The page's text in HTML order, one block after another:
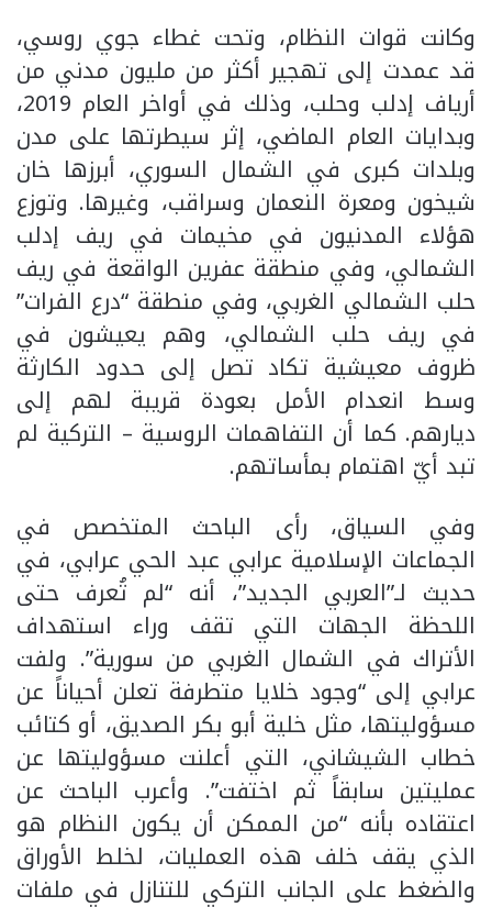
وكانت قوات النظام، وتحت غطاء جوي روسي،
قد عمدت إلى تهجير أكثر من مليون مدني من
أرياف إدلب وحلب، وذلك في أواخر العام 2019،
وبدايات العام الماضي، إثر سيطرتها على مدن
وبلدات كبرى في الشمال السوري، أبرزها خان
شيخون ومعرة النعمان وسراقب، وغيرها. وتوزع
هؤلاء المدنيون في مخيمات في ريف إدلب
الشمالي، وفي منطقة عفرين الواقعة في ريف
حلب الشمالي الغربي، وفي منطقة “درع الفرات”
في ريف حلب الشمالي، وهم يعيشون في
ظروف معيشية تكاد تصل إلى حدود الكارثة
وسط انعدام الأمل بعودة قريبة لهم إلى
ديارهم. كما أن التفاهمات الروسية – التركية لم
تبد أيّ اهتمام بمأساتهم.
وفي السياق، رأى الباحث المتخصص في
الجماعات الإسلامية عرابي عبد الحي عرابي، في
حديث لـ”العربي الجديد”، أنه “لم تُعرف حتى
اللحظة الجهات التي تقف وراء استهداف
الأتراك في الشمال الغربي من سورية”. ولفت
عرابي إلى “وجود خلايا متطرفة تعلن أحياناً عن
مسؤوليتها، مثل خلية أبو بكر الصديق، أو كتائب
خطاب الشيشاني، التي أعلنت مسؤوليتها عن
عمليتين سابقاً ثم اختفت”. وأعرب الباحث عن
اعتقاده بأنه “من الممكن أن يكون النظام هو
الذي يقف خلف هذه العمليات، لخلط الأوراق
والضغط على الجانب التركي للتنازل في ملفات